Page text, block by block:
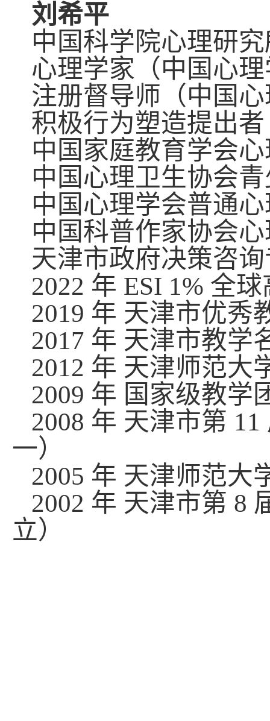
刘希平
中国科学院心理研
心理学家（中国心
注册督导师（中国
积极行为塑造提出者
中国家庭教育学会
中国心理卫生协会
中国心理学会普通
中国科普作家协会
天津市政府决策咨
2022 年 ESI 1% 全球
2019 年 天津市优秀
2017 年 天津市教学
2012 年 天津师范大
2009 年 国家级教学
2008 年 天津市第 11
一）
2005 年 天津师范大
2002 年 天津市第 8
立）